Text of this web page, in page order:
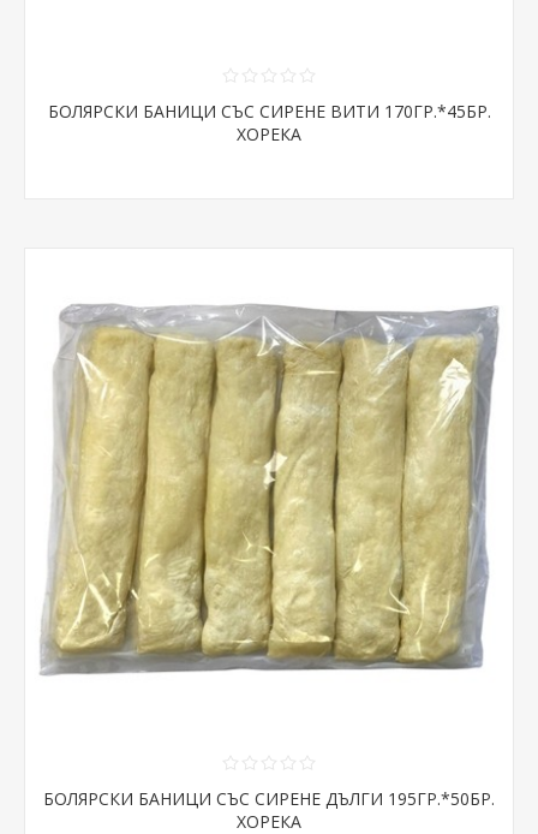
БОЛЯРСКИ БАНИЦИ СЪС СИРЕНЕ ВИТИ 170ГР.*45БР.
ХОРЕКА
БОЛЯРСКИ БАНИЦИ СЪС СИРЕНЕ ДЪЛГИ 195ГР.*50БР.
ХОРЕКА